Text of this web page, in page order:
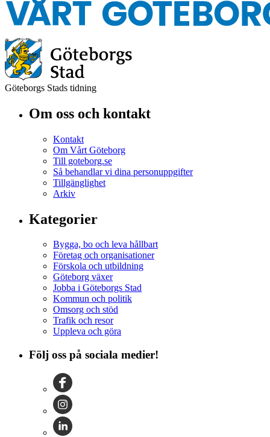
Göteborgs Stads tidning
Om oss och kontakt
Kontakt
Om Vårt Göteborg
Till goteborg.se
Så behandlar vi dina personuppgifter
Tillgänglighet
Arkiv
Kategorier
Bygga, bo och leva hållbart
Företag och organisationer
Förskola och utbildning
Göteborg växer
Jobba i Göteborgs Stad
Kommun och politik
Omsorg och stöd
Trafik och resor
Uppleva och göra
Följ oss på sociala medier!